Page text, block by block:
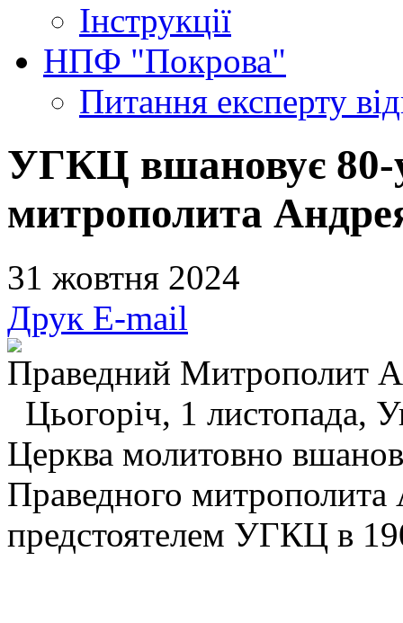
Інструкції
НПФ "Покрова"
Питання експерту
УГКЦ вшановує 80-
митрополита
31 жовтня 2024
Друк E-mail
Праведний Митрополит
Цьогоріч, 1 листопада,
Церква молитовно
Праведного
предстоятелем УГКЦ в